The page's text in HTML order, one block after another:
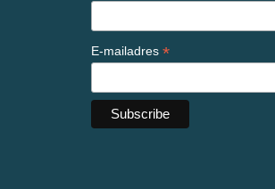
E-mailadres *